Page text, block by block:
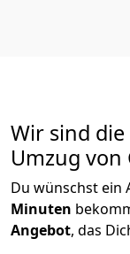
Wir sind
Umzug von
Du wünschst ein
Minuten
Angebot, das